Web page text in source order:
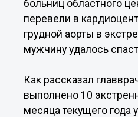
больниц областного
перевели в
грудной аорты в
мужчину удалось
Как рассказал
выполнено 10
месяца текущего